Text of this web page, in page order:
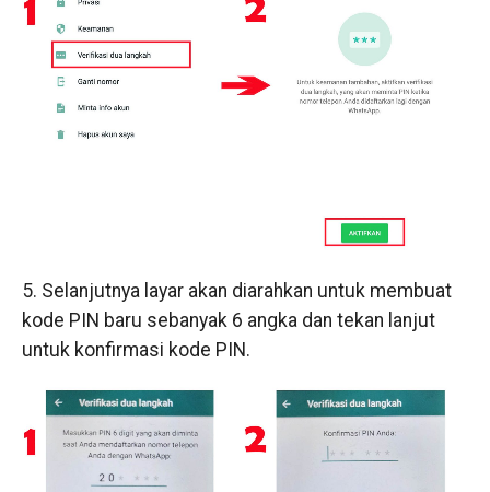
5. Selanjutnya layar akan diarahkan untuk membuat
kode PIN baru sebanyak 6 angka dan tekan lanjut
untuk konfirmasi kode PIN.